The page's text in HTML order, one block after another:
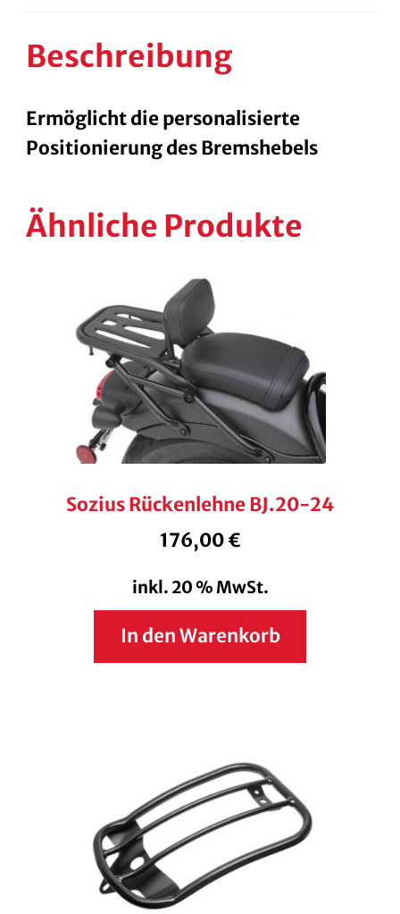
Beschreibung
Ermöglicht die personalisierte
Positionierung des Bremshebels
Ähnliche Produkte
Sozius Rückenlehne BJ.20-24
176,00€
inkl. 20 % MwSt.
In den Warenkorb